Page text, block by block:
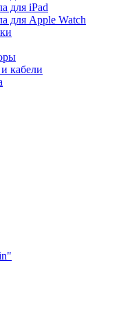
для iPad
для Apple Watch
кабели